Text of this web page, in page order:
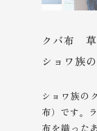
クバ布 草
ショワ族
ショワ族の
布）です。
布を織った